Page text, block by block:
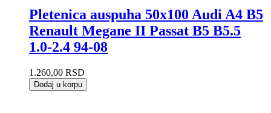
Pletenica auspuha 50x100 Audi A4 B5
Renault Megane II Passat B5 B5.5
1.0-2.4 94-08
1.260,00 RSD
Dodaj u korpu